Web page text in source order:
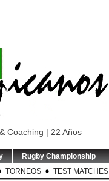
Coaching | 22 Años
Rugby Championship
TORNEOS TEST MATCHES